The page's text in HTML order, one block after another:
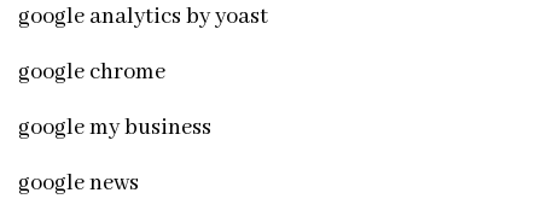
google analytics by yoast
google chrome
google my business
google news